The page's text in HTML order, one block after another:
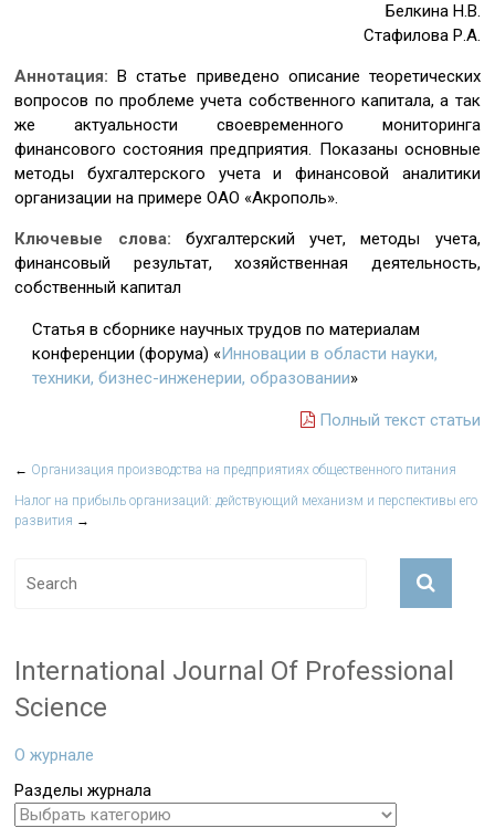
Белкина Н.В.
Стафилова Р.А.
Аннотация:В статье приведено описание теоретических
вопросов по проблеме учета собственного капитала, а так
же актуальности своевременного мониторинга
финансового состояния предприятия. Показаны основные
методы бухгалтерского учета и финансовой аналитики
организации на примере ОАО «Акрополь».
Ключевые слова: бухгалтерский учет, методы учета,
финансовый результат, хозяйственная деятельность,
собственный капитал
Статья в сборнике научных трудов по материалам
конференции (форума) «Инновации в области науки,
техники, бизнес-инженерии, образовании»
Полный текст статьи
← Организация производства на предприятиях общественного питания
Налог на прибыль организаций: действующий механизм и перспективы его
развития →
International Journal Of Professional
Science
О журнале
Разделы журнала